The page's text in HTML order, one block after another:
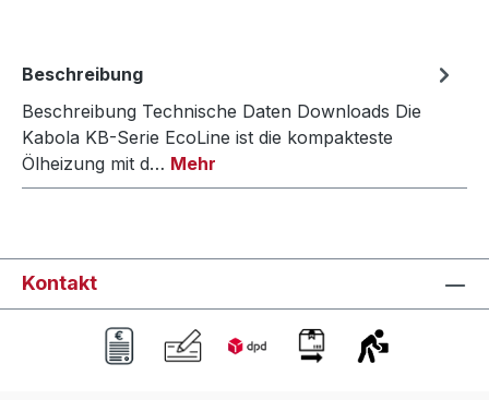
Beschreibung
Beschreibung Technische Daten Downloads Die
Kabola KB-Serie EcoLine ist die kompakteste
Ölheizung mit d… Mehr
Kontakt